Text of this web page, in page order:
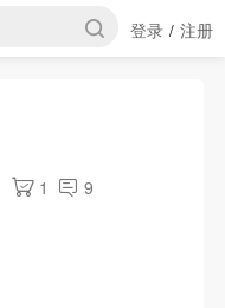
登录 / 注册
1 9